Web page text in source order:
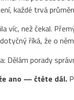
každé trvá
víc, než čekal.
říká, že o
Dělám porady
ano — čtěte dál.